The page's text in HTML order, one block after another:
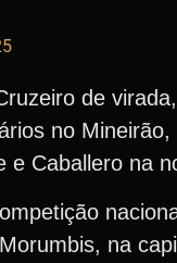
de
no
e Caballero na
na